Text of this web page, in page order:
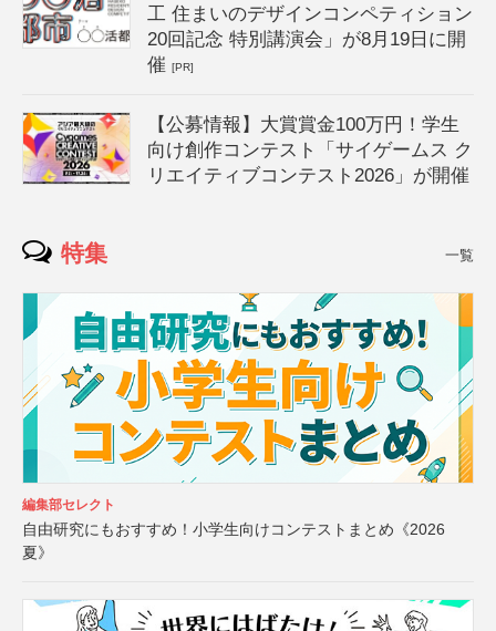
工 住まいのデザインコンペティション
20回記念 特別講演会」が8月19日に開
催[PR]
【公募情報】大賞賞金100万円！学生
向け創作コンテスト「サイゲームス ク
リエイティブコンテスト2026」が開催
特集 一覧
編集部セレクト
自由研究にもおすすめ！小学生向けコンテストまとめ《2026
夏》